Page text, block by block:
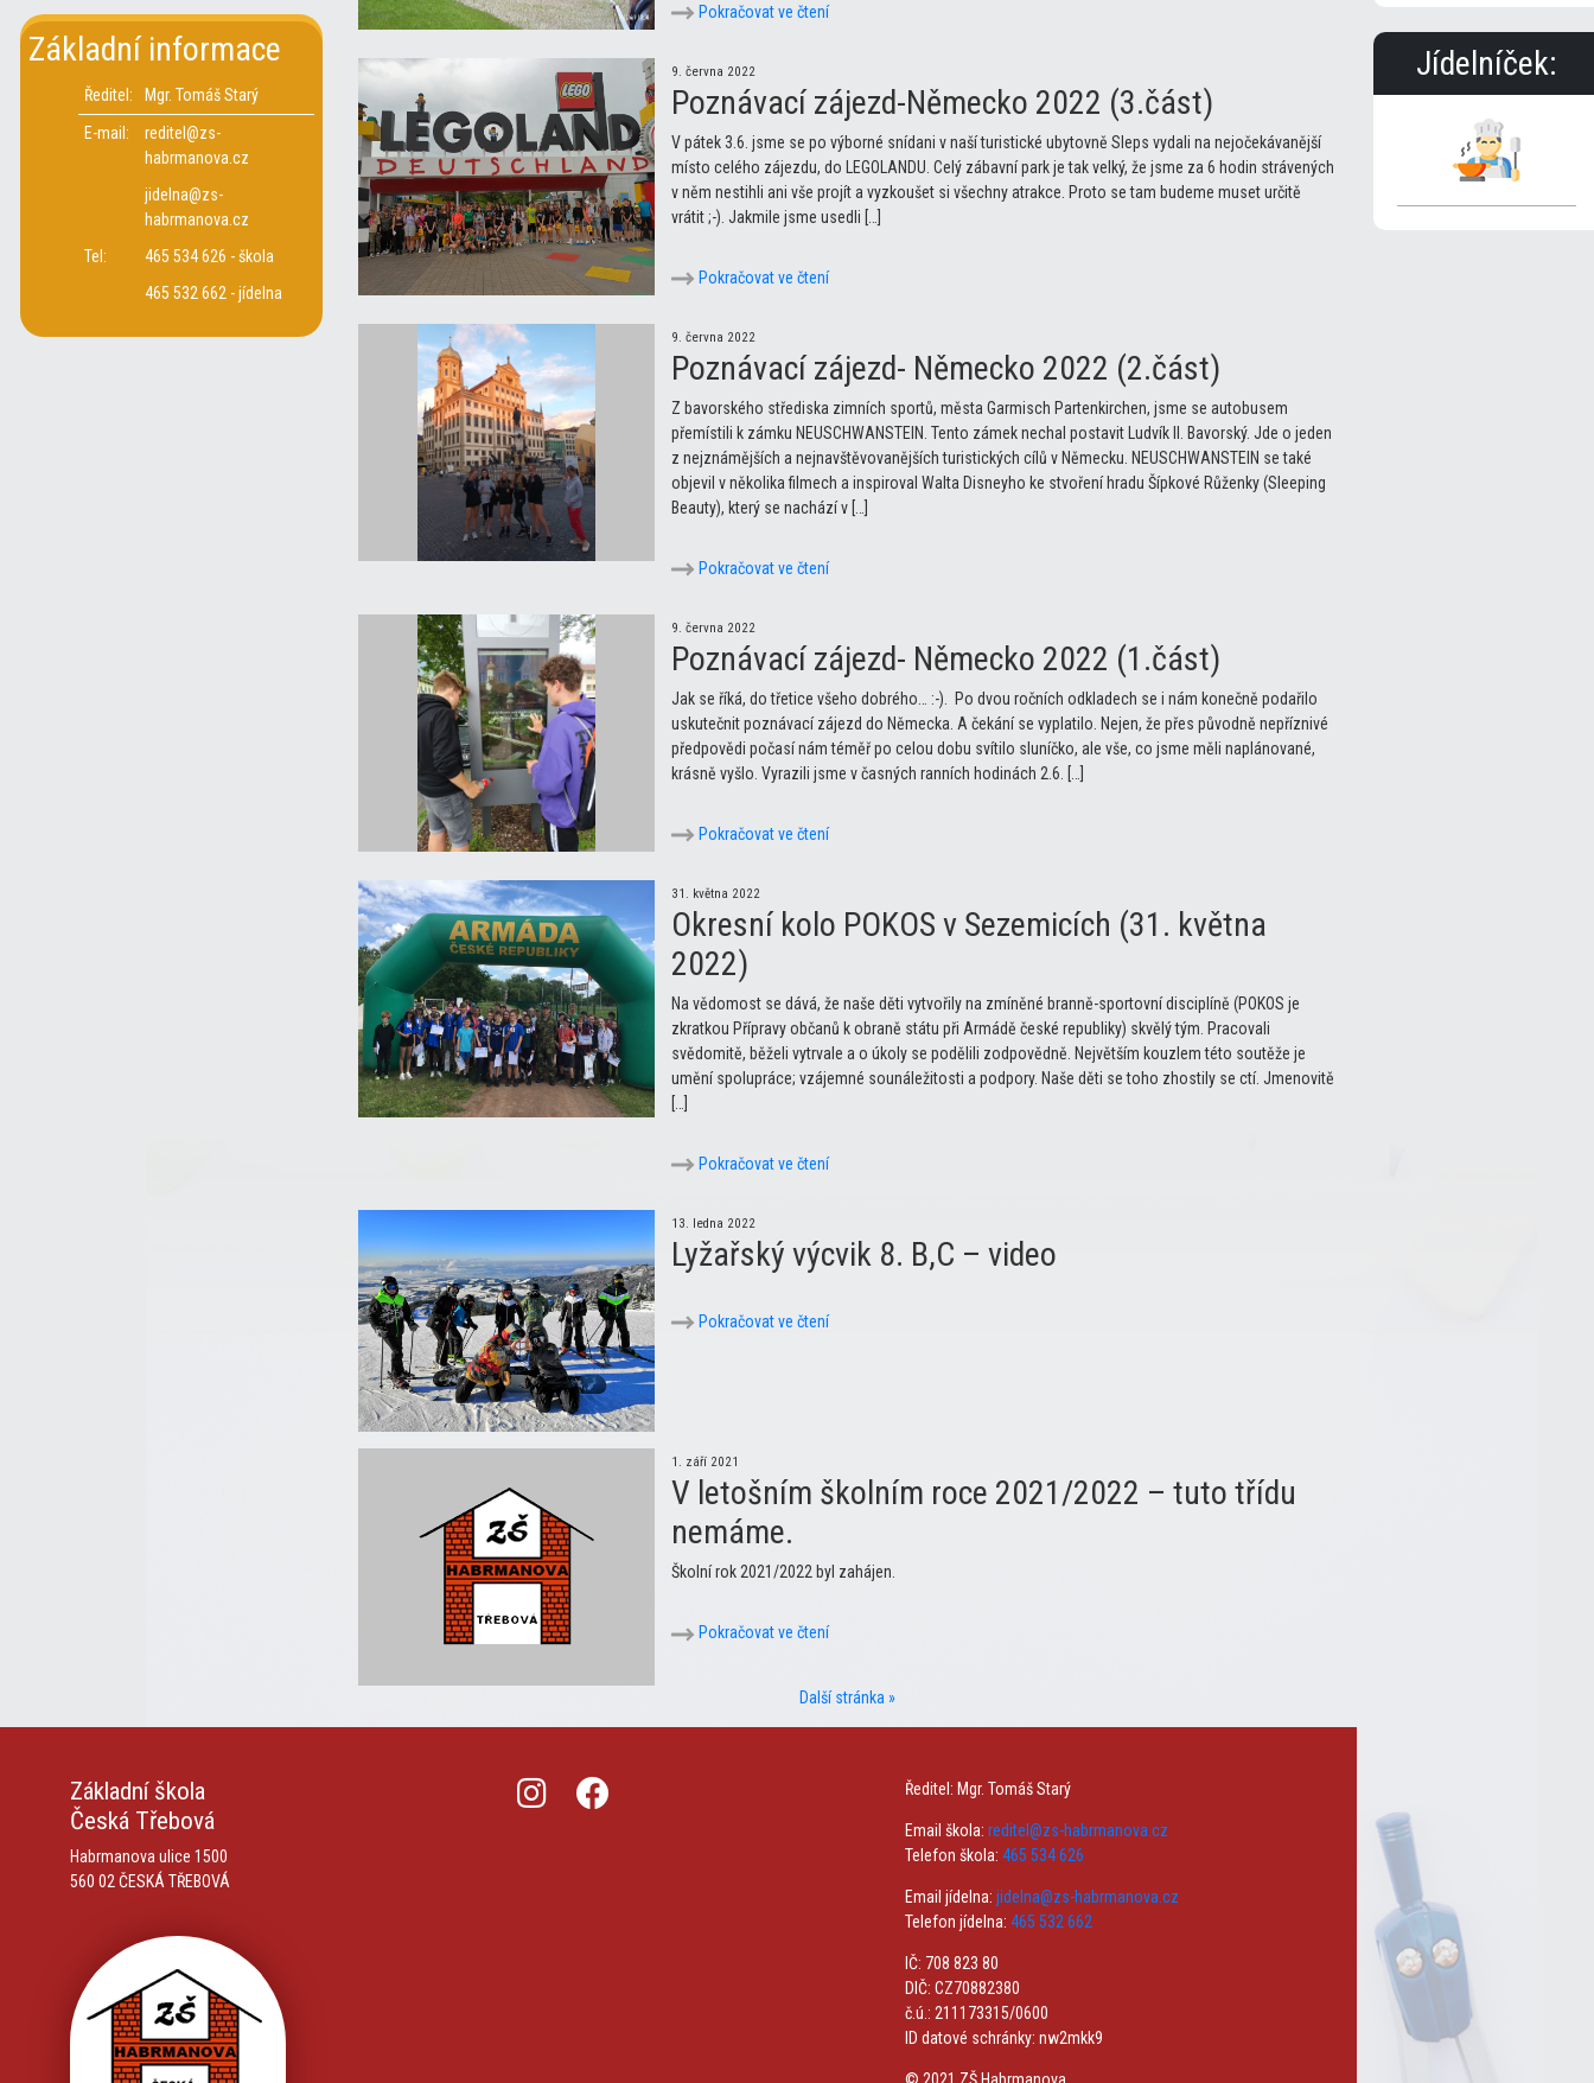
Jídelníček:
Základní informace
Ředitel:
Mgr. Tomáš Starý
E-mail:
reditel@zs-
habrmanova.cz
jidelna@zs-
habrmanova.cz
Tel:
465 534 626 - škola
465 532 662 - jídelna
Pokračovat ve čtení
9. června 2022
Poznávací zájezd-Německo 2022 (3.část)
V pátek 3.6. jsme se po výborné snídani v naší turistické ubytovně Sleps vydali na nejočekávanější
místo celého zájezdu, do LEGOLANDU. Celý zábavní park je tak velký, že jsme za 6 hodin strávených
v něm nestihli ani vše projít a vyzkoušet si všechny atrakce. Proto se tam budeme muset určitě
vrátit ;-). Jakmile jsme usedli […]
Pokračovat ve čtení
9. června 2022
Poznávací zájezd- Německo 2022 (2.část)
Z bavorského střediska zimních sportů, města Garmisch Partenkirchen, jsme se autobusem
přemístili k zámku NEUSCHWANSTEIN. Tento zámek nechal postavit Ludvík II. Bavorský. Jde o jeden
z nejznámějších a nejnavštěvovanějších turistických cílů v Německu. NEUSCHWANSTEIN se také
objevil v několika filmech a inspiroval Walta Disneyho ke stvoření hradu Šípkové Růženky (Sleeping
Beauty), který se nachází v […]
Pokračovat ve čtení
9. června 2022
Poznávací zájezd- Německo 2022 (1.část)
Jak se říká, do třetice všeho dobrého… :-). Po dvou ročních odkladech se i nám konečně podařilo
uskutečnit poznávací zájezd do Německa. A čekání se vyplatilo. Nejen, že přes původně nepříznivé
předpovědi počasí nám téměř po celou dobu svítilo sluníčko, ale vše, co jsme měli naplánované,
krásně vyšlo. Vyrazili jsme v časných ranních hodinách 2.6. […]
Pokračovat ve čtení
31. května 2022
Okresní kolo POKOS v Sezemicích (31. května
2022)
Na vědomost se dává, že naše děti vytvořily na zmíněné branně-sportovní disciplíně (POKOS je
zkratkou Přípravy občanů k obraně státu při Armádě české republiky) skvělý tým. Pracovali
svědomitě, běželi vytrvale a o úkoly se podělili zodpovědně. Největším kouzlem této soutěže je
umění spolupráce; vzájemné sounáležitosti a podpory. Naše děti se toho zhostily se ctí. Jmenovitě
[…]
Pokračovat ve čtení
13. ledna 2022
Lyžařský výcvik 8. B,C – video
Pokračovat ve čtení
1. září 2021
V letošním školním roce 2021/2022 – tuto třídu
nemáme.
Školní rok 2021/2022 byl zahájen.
Pokračovat ve čtení
Další stránka »
Základní škola
Česká Třebová
Habrmanova ulice 1500
560 02 ČESKÁ TŘEBOVÁ
Ředitel: Mgr. Tomáš Starý
Email škola: reditel@zs-habrmanova.cz
Telefon škola: 465 534 626
Email jídelna: jidelna@zs-habrmanova.cz
Telefon jídelna: 465 532 662
IČ: 708 823 80
DIČ: CZ70882380
č.ú.: 211173315/0600
ID datové schránky: nw2mkk9